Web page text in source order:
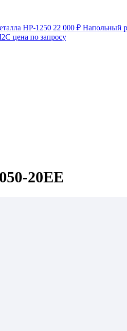
HP-1250 22 000 ₽ Напольный
цена по запросу
20ЕЕ